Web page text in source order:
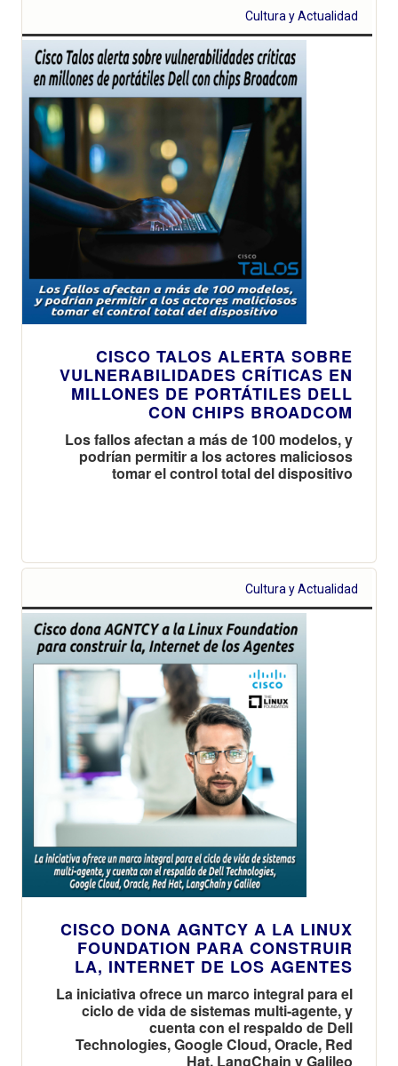
Cultura y Actualidad
CISCO TALOS ALERTA SOBRE
VULNERABILIDADES CRÍTICAS EN
MILLONES DE PORTÁTILES DELL
CON CHIPS BROADCOM
Los fallos afectan a más de 100 modelos, y
podrían permitir a los actores maliciosos
tomar el control total del dispositivo
Cultura y Actualidad
CISCO DONA AGNTCY A LA LINUX
FOUNDATION PARA CONSTRUIR
LA, INTERNET DE LOS AGENTES
La iniciativa ofrece un marco integral para el
ciclo de vida de sistemas multi-agente, y
cuenta con el respaldo de Dell
Technologies, Google Cloud, Oracle, Red
Hat, LangChain y Galileo